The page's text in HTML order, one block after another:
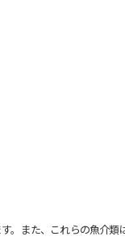
また、これらの魚介類